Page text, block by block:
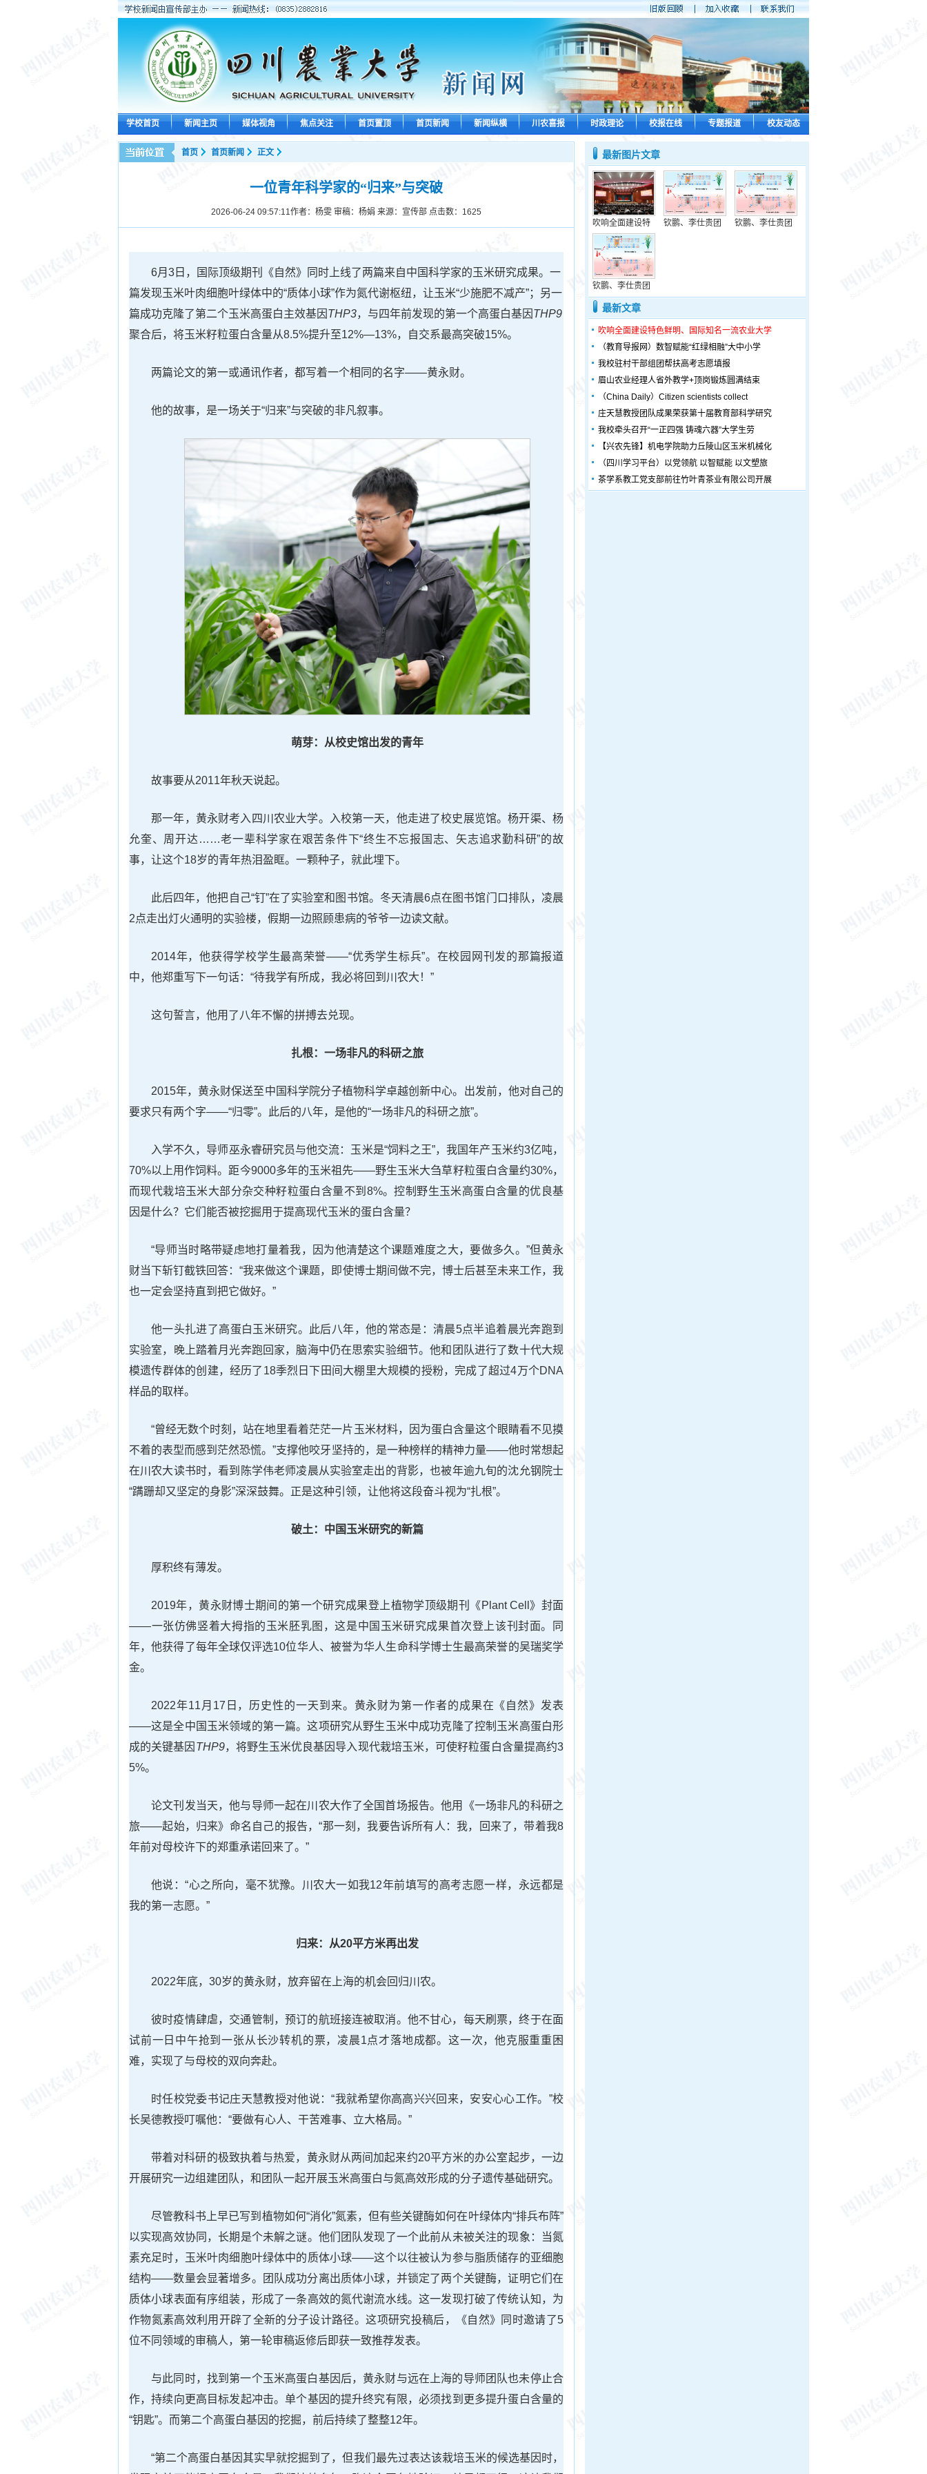
学校首页 新闻主页 媒体视角 焦点关注 首页置顶 首页新闻 新闻纵横 川农喜报 时政理论 校报在线 专题报道 校友动态
首页 首页新闻 正文
一位青年科学家的“归来”与突破
2026-06-24 09:57:11作者：杨雯 审稿：杨娟 来源：宣传部 点击数： 1625
6月3日，国际顶级期刊《自然》同时上线了两篇来自中国科学家的玉米研究成果。一
篇发现玉米叶肉细胞叶绿体中的“质体小球”作为氮代谢枢纽，让玉米“少施肥不减产”；另一
篇成功克隆了第二个玉米高蛋白主效基因 THP3，与四年前发现的第一个高蛋白基因 THP9
聚合后，将玉米籽粒蛋白含量从8.5%提升至12%—13%，自交系最高突破15%。
两篇论文的第一或通讯作者，都写着一个相同的名字——黄永财。
他的故事，是一场关于“归来”与突破的非凡叙事。
萌芽：从校史馆出发的青年
故事要从2011年秋天说起。
那一年，黄永财考入四川农业大学。入校第一天，他走进了校史展览馆。杨开渠、杨
允奎、周开达……老一辈科学家在艰苦条件下“终生不忘报国志、矢志追求勤科研”的故
事，让这个18岁的青年热泪盈眶。一颗种子，就此埋下。
此后四年，他把自己“钉”在了实验室和图书馆。冬天清晨6点在图书馆门口排队，凌晨
2点走出灯火通明的实验楼，假期一边照顾患病的爷爷一边读文献。
2014年，他获得学校学生最高荣誉——“优秀学生标兵”。在校园网刊发的那篇报道
中，他郑重写下一句话：“待我学有所成，我必将回到川农大！”
这句誓言，他用了八年不懈的拼搏去兑现。
扎根：一场非凡的科研之旅
2015年，黄永财保送至中国科学院分子植物科学卓越创新中心。出发前，他对自己的
要求只有两个字——“归零”。此后的八年，是他的“一场非凡的科研之旅”。
入学不久，导师巫永睿研究员与他交流：玉米是“饲料之王”，我国年产玉米约3亿吨，
70%以上用作饲料。距今9000多年的玉米祖先——野生玉米大刍草籽粒蛋白含量约30%，
而现代栽培玉米大部分杂交种籽粒蛋白含量不到8%。控制野生玉米高蛋白含量的优良基
因是什么？它们能否被挖掘用于提高现代玉米的蛋白含量？
“导师当时略带疑虑地打量着我，因为他清楚这个课题难度之大，要做多久。”但黄永
财当下斩钉截铁回答：“我来做这个课题，即使博士期间做不完，博士后甚至未来工作，我
也一定会坚持直到把它做好。”
他一头扎进了高蛋白玉米研究。此后八年，他的常态是：清晨5点半追着晨光奔跑到
实验室，晚上踏着月光奔跑回家，脑海中仍在思索实验细节。他和团队进行了数十代大规
模遗传群体的创建，经历了18季烈日下田间大棚里大规模的授粉，完成了超过4万个DNA
样品的取样。
“曾经无数个时刻，站在地里看着茫茫一片玉米材料，因为蛋白含量这个眼睛看不见摸
不着的表型而感到茫然恐慌。”支撑他咬牙坚持的，是一种榜样的精神力量——他时常想起
在川农大读书时，看到陈学伟老师凌晨从实验室走出的背影，也被年逾九旬的沈允钢院士
“蹒跚却又坚定的身影”深深鼓舞。正是这种引领，让他将这段奋斗视为“扎根”。
破土：中国玉米研究的新篇
厚积终有薄发。
2019年，黄永财博士期间的第一个研究成果登上植物学顶级期刊《Plant Cell》封面
——一张仿佛竖着大拇指的玉米胚乳图，这是中国玉米研究成果首次登上该刊封面。同
年，他获得了每年全球仅评选10位华人、被誉为华人生命科学博士生最高荣誉的吴瑞奖学
金。
2022年11月17日，历史性的一天到来。黄永财为第一作者的成果在《自然》发表
——这是全中国玉米领域的第一篇。这项研究从野生玉米中成功克隆了控制玉米高蛋白形
成的关键基因 THP9，将野生玉米优良基因导入现代栽培玉米，可使籽粒蛋白含量提高约3
5%。
论文刊发当天，他与导师一起在川农大作了全国首场报告。他用《一场非凡的科研之
旅——起始，归来》命名自己的报告，“那一刻，我要告诉所有人：我，回来了，带着我8
年前对母校许下的郑重承诺回来了。”
他说：“心之所向，毫不犹豫。川农大一如我12年前填写的高考志愿一样，永远都是
我的第一志愿。”
归来：从20平方米再出发
2022年底，30岁的黄永财，放弃留在上海的机会回归川农。
彼时疫情肆虐，交通管制，预订的航班接连被取消。他不甘心，每天刷票，终于在面
试前一日中午抢到一张从长沙转机的票，凌晨1点才落地成都。这一次，他克服重重困
难，实现了与母校的双向奔赴。
时任校党委书记庄天慧教授对他说：“我就希望你高高兴兴回来，安安心心工作。”校
长吴德教授叮嘱他：“要做有心人、干苦难事、立大格局。”
带着对科研的极致执着与热爱，黄永财从两间加起来约20平方米的办公室起步，一边
开展研究一边组建团队，和团队一起开展玉米高蛋白与氮高效形成的分子遗传基础研究。
尽管教科书上早已写到植物如何“消化”氮素，但有些关键酶如何在叶绿体内“排兵布阵”
以实现高效协同，长期是个未解之谜。他们团队发现了一个此前从未被关注的现象：当氮
素充足时，玉米叶肉细胞叶绿体中的质体小球——这个以往被认为参与脂质储存的亚细胞
结构——数量会显著增多。团队成功分离出质体小球，并锁定了两个关键酶，证明它们在
质体小球表面有序组装，形成了一条高效的氮代谢流水线。这一发现打破了传统认知，为
作物氮素高效利用开辟了全新的分子设计路径。这项研究投稿后，《自然》同时邀请了5
位不同领域的审稿人，第一轮审稿返修后即获一致推荐发表。
与此同时，找到第一个玉米高蛋白基因后，黄永财与远在上海的导师团队也未停止合
作，持续向更高目标发起冲击。单个基因的提升终究有限，必须找到更多提升蛋白含量的
“钥匙”。而第二个高蛋白基因的挖掘，前后持续了整整12年。
“第二个高蛋白基因其实早就挖掘到了，但我们最先过表达该栽培玉米的候选基因时，
最新图片文章
吹响全面建设特 钦鹏、李仕贵团 钦鹏、李仕贵团
钦鹏、李仕贵团
最新文章
吹响全面建设特色鲜明、国际知名一流农业大学
（教育导报网）数智赋能“红绿相融”大中小学
我校驻村干部组团帮扶高考志愿填报
眉山农业经理人省外教学+顶岗锻炼圆满结束
（China Daily）Citizen scientists collect
庄天慧教授团队成果荣获第十届教育部科学研究
我校牵头召开“一正四强 铸魂六器”大学生劳
【兴农先锋】机电学院助力丘陵山区玉米机械化
（四川学习平台）以党领航 以智赋能 以文塑旅
茶学系教工党支部前往竹叶青茶业有限公司开展